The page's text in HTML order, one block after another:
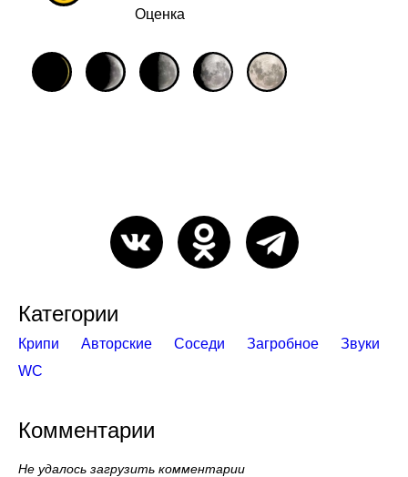
Оценка
Категории
Крипи Авторские Соседи Загробное
Звуки
WC
Комментарии
Не удалось загрузить комментарии